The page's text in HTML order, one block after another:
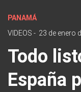
PANAMÁ
VIDEOS - 23 de enero
Todo
España